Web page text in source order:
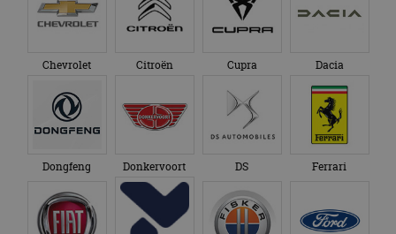
Chevrolet Citroën Cupra Dacia
Dongfeng Donkervoort DS Ferrari